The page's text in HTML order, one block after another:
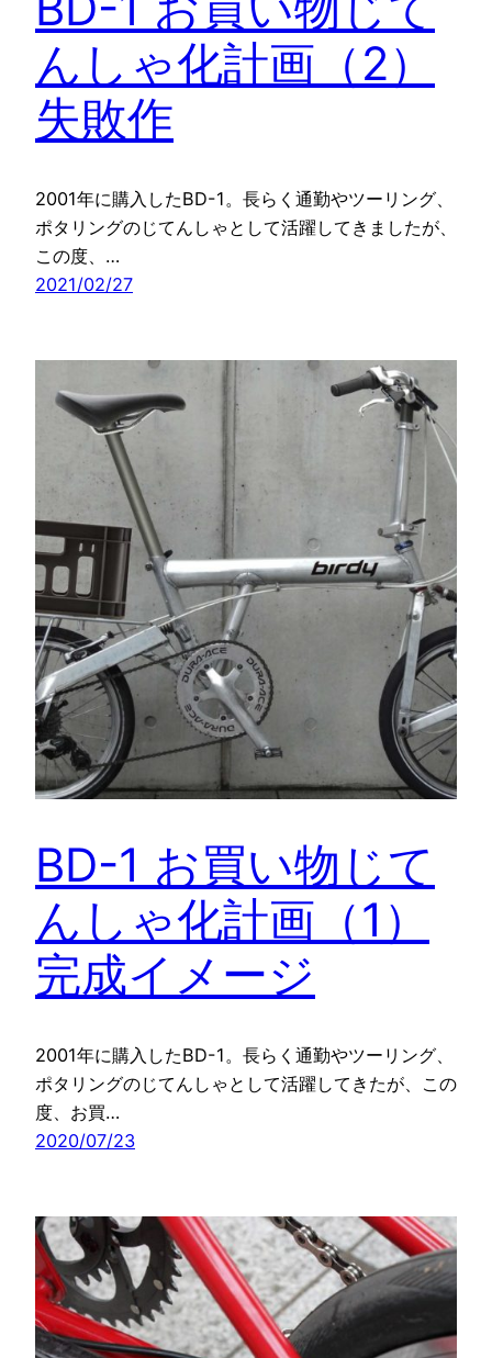
んしゃ化計画（2）
失敗作
2001年に購入したBD-1。長らく通勤やツーリング、
ポタリングのじてんしゃとして活躍してきましたが、
この度、…
2021/02/27
BD-1 お買い物じて
んしゃ化計画（1）
完成イメージ
2001年に購入したBD-1。長らく通勤やツーリング、
ポタリングのじてんしゃとして活躍してきたが、この
度、お買…
2020/07/23